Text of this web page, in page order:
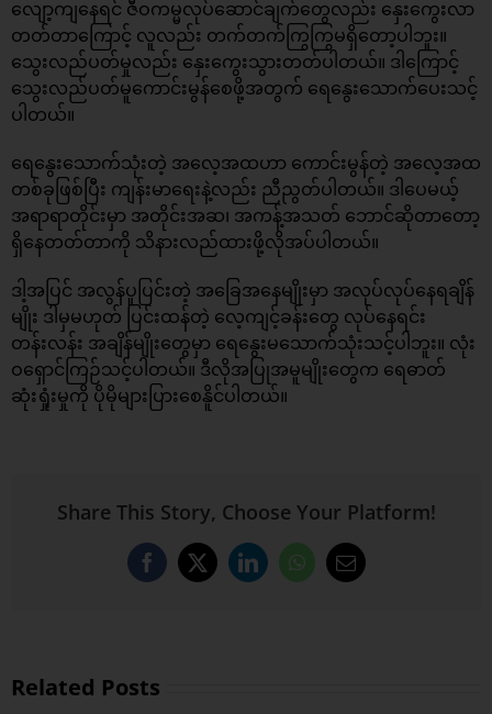
လျော့ကျနေရင် ဇီဝကမ္မလုပ်ဆောင်ချက်တွေလည်း နှေးကွေးလာ
တတ်တာကြောင့် လူလည်း တက်တက်ကြွကြွမရှိတော့ပါဘူး။
သွေးလည်ပတ်မှုလည်း နှေးကွေးသွားတတ်ပါတယ်။ ဒါကြောင့်
သွေးလည်ပတ်မူကောင်းမွန်စေဖို့အတွက် ရေနွေးသောက်ပေးသင့်
ပါတယ်။
ရေနွေးသောက်သုံးတဲ့ အလေ့အထဟာ ကောင်းမွန်တဲ့ အလေ့အထ
တစ်ခုဖြစ်ပြီး ကျန်းမာရေးနဲ့လည်း ညီညွတ်ပါတယ်။ ဒါပေမယ့်
အရာရာတိုင်းမှာ အတိုင်းအဆ၊ အကန့်အသတ် ဘောင်ဆိုတာတော့
ရှိနေတတ်တာကို သိနားလည်ထားဖို့လိုအပ်ပါတယ်။
ဒါ့အပြင် အလွန်ပူပြင်းတဲ့ အခြေအနေမျိုးမှာ အလုပ်လုပ်နေရချိန်
မျိုး ဒါမှမဟုတ် ပြင်းထန်တဲ့ လေ့ကျင့်ခန်းတွေ လုပ်နေရင်း
တန်းလန်း အချိန်မျိုးတွေမှာ ရေနွေးမသောက်သုံးသင့်ပါဘူး။ လုံး
ဝရှောင်ကြဉ်သင့်ပါတယ်။ ဒီလိုအပြုအမူမျိုးတွေက ရေဓာတ်
ဆုံးရှုံးမှုကို ပိုမိုများပြားစေနိူင်ပါတယ်။
Share This Story, Choose Your Platform!
Facebook
X LinkedInWhatsApp
Email
Related Posts